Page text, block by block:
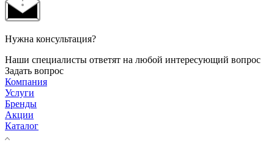
Нужна консультация?
Наши специалисты ответят на любой интересующий вопрос
Задать вопрос
Компания
Услуги
Бренды
Акции
Каталог